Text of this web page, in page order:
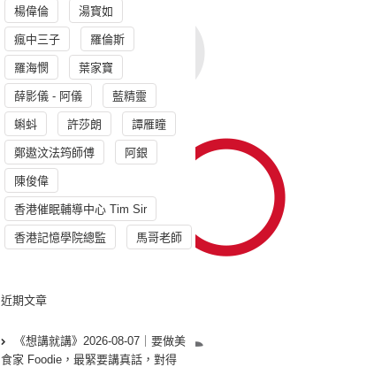
楊偉倫 湯寳如
瘋中三子 羅倫斯
羅海憫 葉家寶
薛影儀 - 阿儀 藍精靈
蝌蚪 許莎朗 譚雁瞳
鄭遨汶法筠師傅 阿銀
陳俊偉
香港催眠輔導中心 Tim Sir
香港記憶學院總監 馬哥老師
近期文章
《想講就講》2026-08-07｜要做美
食家 Foodie，最緊要講真話，對得